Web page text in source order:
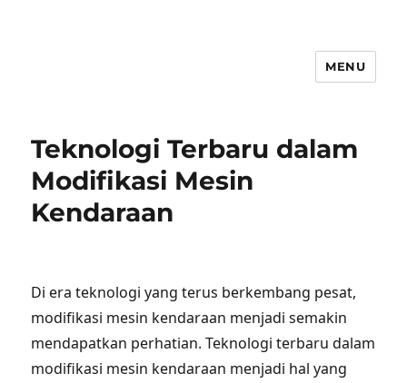
MENU
Teknologi Terbaru dalam
Modifikasi Mesin
Kendaraan
Di era teknologi yang terus berkembang pesat,
modifikasi mesin kendaraan menjadi semakin
mendapatkan perhatian. Teknologi terbaru dalam
modifikasi mesin kendaraan menjadi hal yang